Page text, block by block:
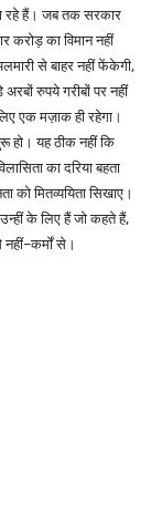
रहे हैं। जब तक सरकार
करोड़ का विमान नहीं
से बाहर नहीं फेंकेगी,
रुपये गरीबों पर नहीं
एक मज़ाक ही रहेगा।
हो। यह ठीक नहीं कि
का दरिया बहता
को मितव्ययिता सिखाए।
के लिए हैं जो कहते हैं,
से।